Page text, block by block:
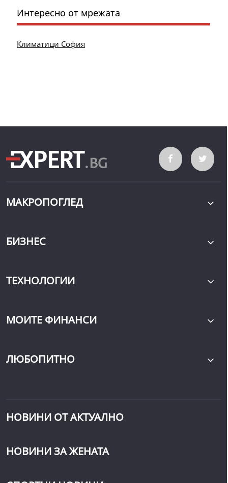
Интересно от мрежата
Климатици София
МАКРОПОГЛЕД
БИЗНЕС
ТЕХНОЛОГИИ
МОИТЕ ФИНАНСИ
ЛЮБОПИТНО
НОВИНИ ОТ АКТУАЛНО
НОВИНИ ЗА ЖЕНАТА